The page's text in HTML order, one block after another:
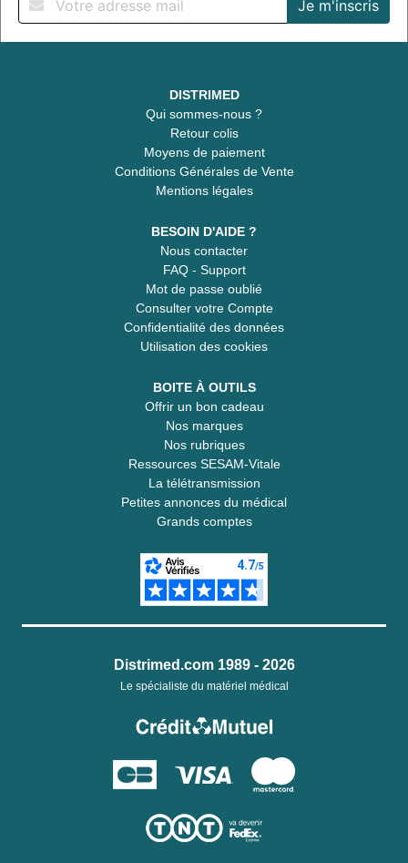
DISTRIMED
Qui sommes-nous ?
Retour colis
Moyens de paiement
Conditions Générales de Vente
Mentions légales
BESOIN D'AIDE ?
Nous contacter
FAQ - Support
Mot de passe oublié
Consulter votre Compte
Confidentialité des données
Utilisation des cookies
BOITE À OUTILS
Offrir un bon cadeau
Nos marques
Nos rubriques
Ressources SESAM-Vitale
La télétransmission
Petites annonces du médical
Grands comptes
Distrimed.com 1989 - 2026
Le spécialiste du matériel médical